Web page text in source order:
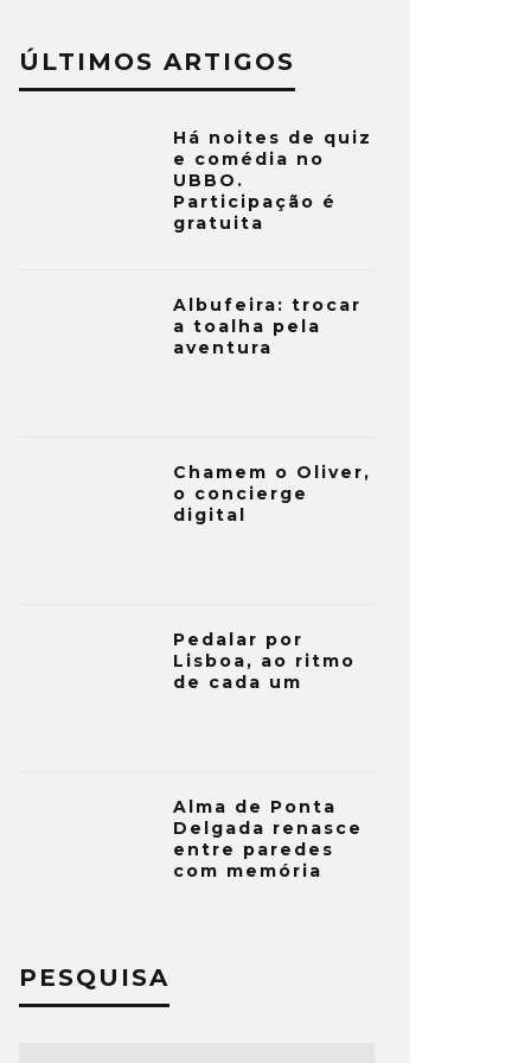
ÚLTIMOS ARTIGOS
Há noites de quiz
e comédia no
UBBO.
Participação é
gratuita
Albufeira: trocar
a toalha pela
aventura
Chamem o Oliver,
o concierge
digital
Pedalar por
Lisboa, ao ritmo
de cada um
Alma de Ponta
Delgada renasce
entre paredes
com memória
PESQUISA